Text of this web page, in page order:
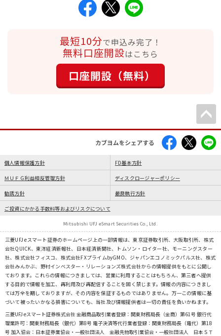
最短10分で申込み完了！
無料口座開設はこちら
口座開設（無料）
カブヨムをシェアする
個人情報保護方針 FD基本方針
ＭＵＦＧ利益相反管理方針 ディスクロージャーポリシー
勧誘方針 最良執行方針
ご投資にかかる手数料等およびリスクについて
Mitsubishi UFJ eSmart Securities Co., Ltd.
三菱UFJ eスマート証券のホームページ上の一部情報は、東京証券取引所、大阪取引所、株式
会社QUICK、東洋経済新報社、日本経済新聞社、トムソン・ロイター社、モーニングスター
社、株式会社フィスコ、株式会社FXプライムbyGMO、ジャパンエコノミックパルス社、株式
会社みんかぶ、野村インベスター・リレーションズ株式会社からの情報提供をもとに公開し
ております。これらの情報につきましては、営業に利用することはもちろん、第三者へ提供
する目的で情報を加工、再利用及び再配信することを固く禁じます。情報の内容につきまし
ては万全を期しておりますが、その内容を保証するものではありません。万一この情報に基
づいて被ったいかなる損害についても、当社及び情報提供者は一切の責任を負いかねます。
三菱UFJ eスマート証券株式会社 金融商品取引業者登録：関東財務局長（金商）第61号 銀行代
理業許可：関東財務局長（銀代）第8号 電子決済等代行業者登録：関東財務局長（電代）第18
号 加入協会：日本証券業協会・一般社団法人 金融先物取引業協会・一般社団法人 日本ＳＴ